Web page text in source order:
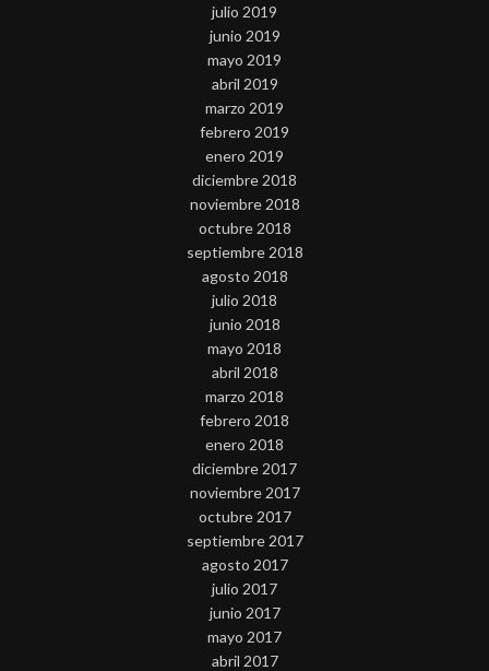
julio 2019
junio 2019
mayo 2019
abril 2019
marzo 2019
febrero 2019
enero 2019
diciembre 2018
noviembre 2018
octubre 2018
septiembre 2018
agosto 2018
julio 2018
junio 2018
mayo 2018
abril 2018
marzo 2018
febrero 2018
enero 2018
diciembre 2017
noviembre 2017
octubre 2017
septiembre 2017
agosto 2017
julio 2017
junio 2017
mayo 2017
abril 2017